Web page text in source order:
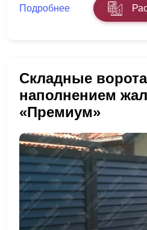
Подробнее
Складные
наполнением
«Премиум»